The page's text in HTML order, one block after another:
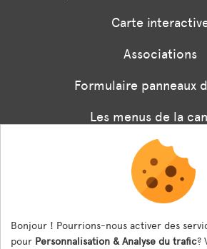
Carte
Associations
Formulaire panneaux
Les menus de la
Documents
ESPACE AGENT
Espace Agent
Bonjour ! Pourrions-nous activer des
pour Personnalisation & Analyse du trafic?